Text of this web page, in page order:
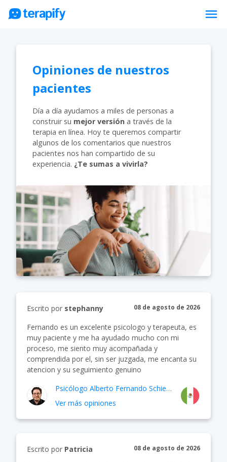
menu
Opiniones
Empresas
Preguntas frecuentes
Trabaja con nosotros
Opiniones de nuestros
pacientes
Día a día ayudamos a miles de personas a
construir su mejor versión a través de la
terapia en línea. Hoy te queremos compartir
algunos de los comentarios que nuestros
pacientes nos han compartido de su
experiencia. ¿Te sumas a vivirla?
Escrito por stephanny 08 de agosto de 2026
Fernando es un excelente psicologo y terapeuta, es
muy paciente y me ha ayudado mucho con mi
proceso, me siento muy acompañada y
comprendida por el, sin ser juzgada, me encanta su
atencion y su seguimiento genuino
Psicólogo Alberto Fernando Schietekat Soler
Ver más opiniones
Escrito por Patricia 08 de agosto de 2026